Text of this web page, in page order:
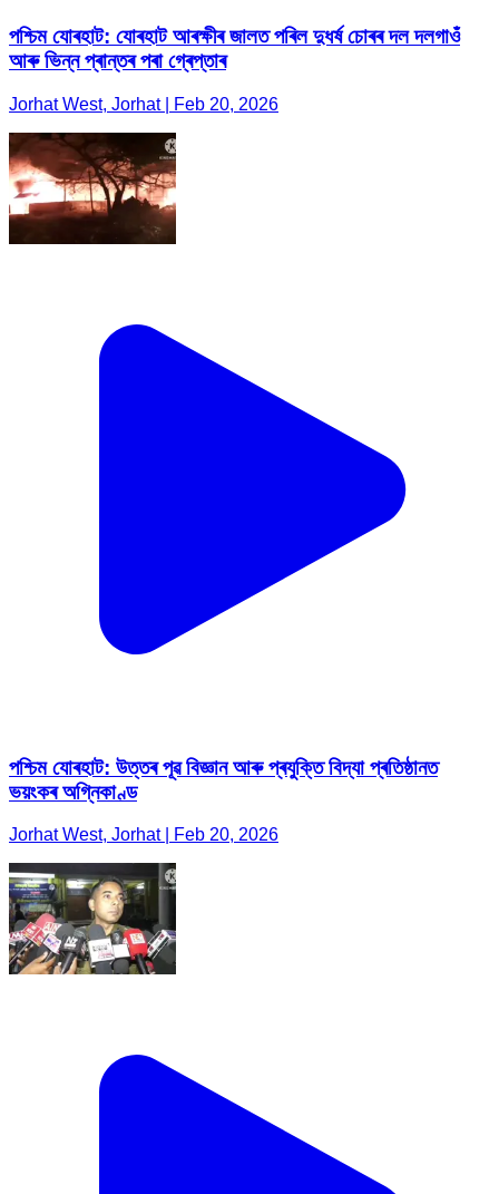
পশ্চিম যোৰহাট: যোৰহাট আৰক্ষীৰ জালত পৰিল দুধৰ্ষ চোৰৰ দল দলগাওঁ
আৰু ভিন্ন প্ৰান্তৰ পৰা গ্ৰেপ্তাৰ
Jorhat West, Jorhat | Feb 20, 2026
পশ্চিম যোৰহাট: উত্তৰ পূৱ বিজ্ঞান আৰু প্ৰযুক্তি বিদ্যা প্ৰতিষ্ঠানত
ভয়ংকৰ অগ্নিকাণ্ড
Jorhat West, Jorhat | Feb 20, 2026